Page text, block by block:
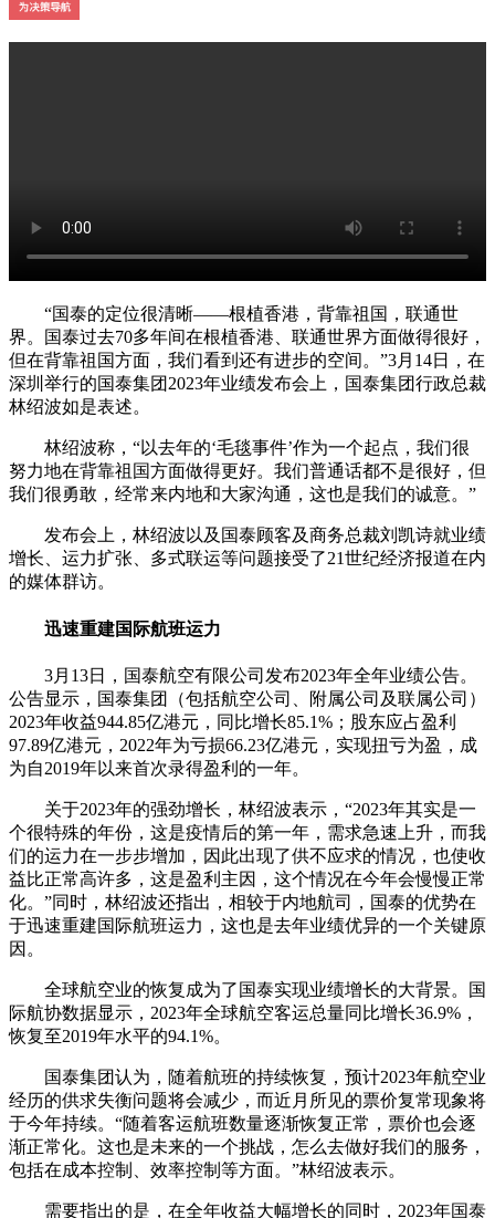
“国泰的定位很清晰——根植香港，背靠祖国，联通世
界。国泰过去70多年间在根植香港、联通世界方面做得很好，
但在背靠祖国方面，我们看到还有进步的空间。”3月14日，在
深圳举行的国泰集团2023年业绩发布会上，国泰集团行政总裁
林绍波如是表述。
林绍波称，“以去年的‘毛毯事件’作为一个起点，我们很
努力地在背靠祖国方面做得更好。我们普通话都不是很好，但
我们很勇敢，经常来内地和大家沟通，这也是我们的诚意。”
发布会上，林绍波以及国泰顾客及商务总裁刘凯诗就业绩
增长、运力扩张、多式联运等问题接受了21世纪经济报道在内
的媒体群访。
迅速重建国际航班运力
3月13日，国泰航空有限公司发布2023年全年业绩公告。
公告显示，国泰集团（包括航空公司、附属公司及联属公司）
2023年收益944.85亿港元，同比增长85.1%；股东应占盈利
97.89亿港元，2022年为亏损66.23亿港元，实现扭亏为盈，成
为自2019年以来首次录得盈利的一年。
关于2023年的强劲增长，林绍波表示，“2023年其实是一
个很特殊的年份，这是疫情后的第一年，需求急速上升，而我
们的运力在一步步增加，因此出现了供不应求的情况，也使收
益比正常高许多，这是盈利主因，这个情况在今年会慢慢正常
化。”同时，林绍波还指出，相较于内地航司，国泰的优势在
于迅速重建国际航班运力，这也是去年业绩优异的一个关键原
因。
全球航空业的恢复成为了国泰实现业绩增长的大背景。国
际航协数据显示，2023年全球航空客运总量同比增长36.9%，
恢复至2019年水平的94.1%。
国泰集团认为，随着航班的持续恢复，预计2023年航空业
经历的供求失衡问题将会减少，而近月所见的票价复常现象将
于今年持续。“随着客运航班数量逐渐恢复正常，票价也会逐
渐正常化。这也是未来的一个挑战，怎么去做好我们的服务，
包括在成本控制、效率控制等方面。”林绍波表示。
需要指出的是，在全年收益大幅增长的同时，2023年国泰